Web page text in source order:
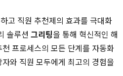
고 직원 추천제의 효과를 극대화
솔루션 그리팅을 통해 혁신적인 해
프로세스의 모든 단계를 자동화
와 직원 모두에게 최고의 경험을